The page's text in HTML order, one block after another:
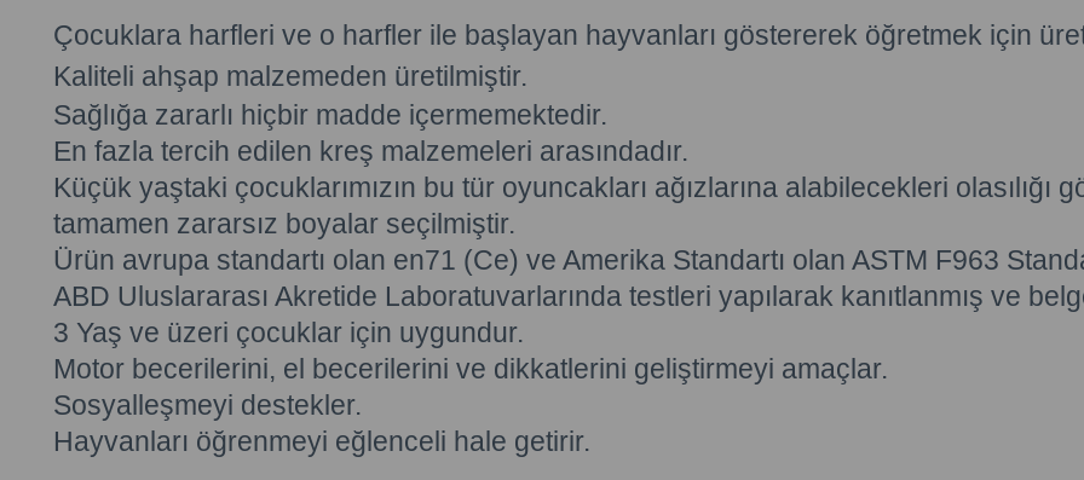
Çocuklara harfleri ve o harfler ile başlayan hayvanları göstererek öğretmek için
Kaliteli ahşap malzemeden üretilmiştir.
Sağlığa zararlı hiçbir madde içermemektedir.
En fazla tercih edilen kreş malzemeleri arasındadır.
Küçük yaştaki çocuklarımızın bu tür oyuncakları ağızlarına alabilecekleri
tamamen zararsız boyalar seçilmiştir.
Ürün avrupa standartı olan en71 (Ce) ve Amerika Standartı olan ASTM F963
ABD Uluslararası Akretide Laboratuvarlarında testleri yapılarak kanıtlanmış ve
3 Yaş ve üzeri çocuklar için uygundur.
Motor becerilerini, el becerilerini ve dikkatlerini geliştirmeyi amaçlar.
Sosyalleşmeyi destekler.
Hayvanları öğrenmeyi eğlenceli hale getirir.